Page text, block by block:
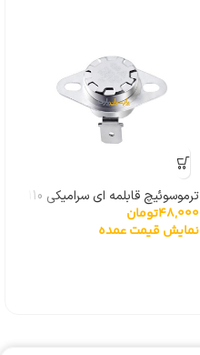
ترموسوئیچ قابلمه ای سرامیکی 110
درجه
48,000تومان
نمایش قیمت عمده